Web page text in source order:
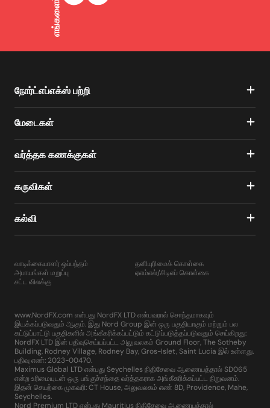
நோர்ட்எப்எக்ஸ் பற்றி
மேடைகள்
வர்த்தக கணக்குகள்
கருவிகள்
கல்வி
வாடிக்கையாளர் ஒப்பந்தம்
அபாயங்கள் மறுப்பு
சட்ட விலக்கு
தனியுரிமைக் கொள்கை
ஏஎம்எல்/சிடிஎப் கொள்கை
www.NordFX.com என்பது NordFX LTD என்பவரால் சொந்தமாகவும்
இயக்கப்படுவதும் ஆகும். இது Nord Group இன் ஒரு பகுதியாகும் மற்றும் பல
கட்டுப்பாட்டு பகுதிகளில் அங்கீகரிக்கப்பட்டும் கட்டுப்படுத்தப்படுவதும் செய்கிறது:
NordFX LTD இன் பதிவுசெய்யப்பட்ட அலுவலகம் Ground Floor, The Sotheby
Building, Rodney Village, Rodney Bay, Gros-Islet, Saint Lucia இல் உள்ளது.
பதிவு எண்: 2023-00470.
Maximus Global LTD என்பது Seychelles நிதிசேவை ஆணையத்தால் SD065
என்ற உரிமையுடன் ஒரு பங்குச்சந்தை வர்த்தகராக அங்கீகரிக்கப்பட்ட நிறுவனம்.
இதன் செயற்கை முகவரி: CT House, அலுவலகம் எண் 8D, Providence, Mahe,
Seychelles.
Nord Premium LTD என்பது Mauritius நிதிசேவை ஆணையத்தால்